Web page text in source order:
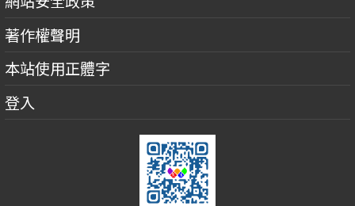
著作權聲明
本站使用正體字
登入